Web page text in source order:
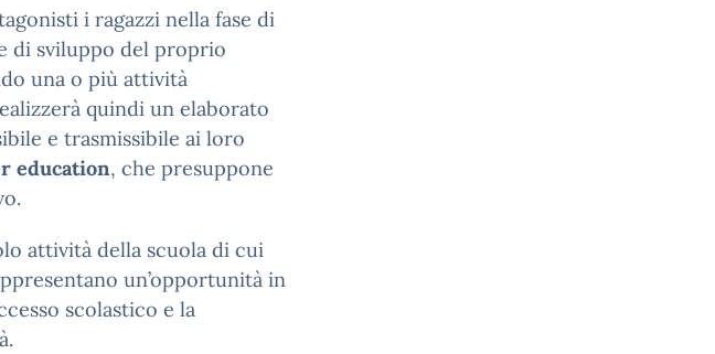
i ragazzi nella fase di
di sviluppo del proprio
una o più attività
quindi un elaborato
e trasmissibile ai loro
education, che presuppone
attività della scuola di cui
un’opportunità in
scolastico e la